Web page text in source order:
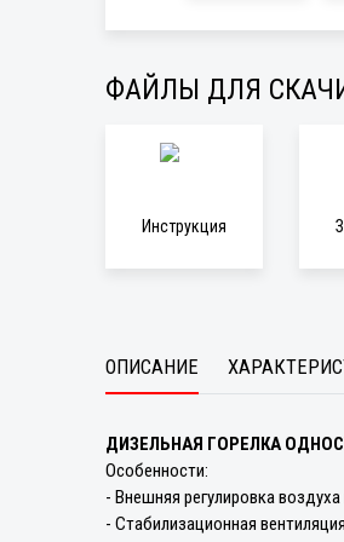
ФАЙЛЫ ДЛЯ
Инструкция
ОПИСАНИЕ
ДИЗЕЛЬНАЯ ГОРЕЛКА
Особенности:
- Внешняя регулировка
- Стабилизационная вентиляция